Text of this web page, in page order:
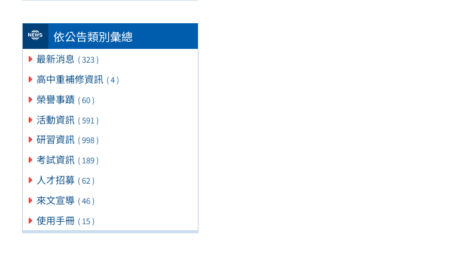
依公告類別彙總
最新消息 ( 323 )
高中重補修資訊 ( 4 )
榮譽事蹟 ( 60 )
活動資訊 ( 591 )
研習資訊 ( 998 )
考試資訊 ( 189 )
人才招募 ( 62 )
來文宣導 ( 46 )
使用手冊 ( 15 )